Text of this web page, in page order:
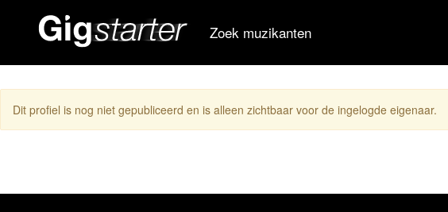
Zoek muzikanten
Dit profiel is nog niet gepubliceerd en is alleen zichtbaar voor de ingelogde eigenaar.